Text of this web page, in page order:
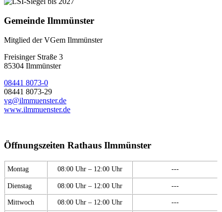
Gemeinde Ilmmünster
Mitglied der VGem Ilmmünster
Freisinger Straße 3
85304 Ilmmünster
08441 8073-0
08441 8073-29
vg@ilmmuenster.de
www.ilmmuenster.de
Öffnungszeiten Rathaus Ilmmünster
Montag 08:00 Uhr – 12:00 Uhr ---
Dienstag 08:00 Uhr – 12:00 Uhr ---
Mittwoch 08:00 Uhr – 12:00 Uhr ---